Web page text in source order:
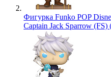
Фигурка Funko POP
Captain Jack Sparrow